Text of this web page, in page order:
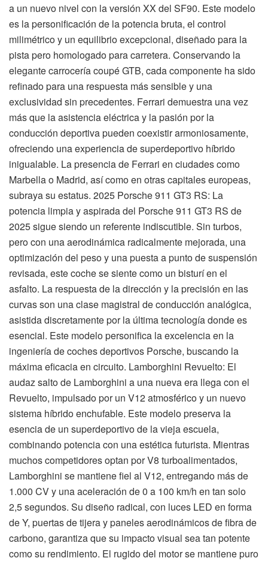
a un nuevo nivel con la versión XX del SF90. Este modelo
es la personificación de la potencia bruta, el control
milimétrico y un equilibrio excepcional, diseñado para la
pista pero homologado para carretera. Conservando la
elegante carrocería coupé GTB, cada componente ha sido
refinado para una respuesta más sensible y una
exclusividad sin precedentes. Ferrari demuestra una vez
más que la asistencia eléctrica y la pasión por la
conducción deportiva pueden coexistir armoniosamente,
ofreciendo una experiencia de superdeportivo híbrido
inigualable. La presencia de Ferrari en ciudades como
Marbella o Madrid, así como en otras capitales europeas,
subraya su estatus. 2025 Porsche 911 GT3 RS: La
potencia limpia y aspirada del Porsche 911 GT3 RS de
2025 sigue siendo un referente indiscutible. Sin turbos,
pero con una aerodinámica radicalmente mejorada, una
optimización del peso y una puesta a punto de suspensión
revisada, este coche se siente como un bisturí en el
asfalto. La respuesta de la dirección y la precisión en las
curvas son una clase magistral de conducción analógica,
asistida discretamente por la última tecnología donde es
esencial. Este modelo personifica la excelencia en la
ingeniería de coches deportivos Porsche, buscando la
máxima eficacia en circuito. Lamborghini Revuelto: El
audaz salto de Lamborghini a una nueva era llega con el
Revuelto, impulsado por un V12 atmosférico y un nuevo
sistema híbrido enchufable. Este modelo preserva la
esencia de un superdeportivo de la vieja escuela,
combinando potencia con una estética futurista. Mientras
muchos competidores optan por V8 turboalimentados,
Lamborghini se mantiene fiel al V12, entregando más de
1.000 CV y una aceleración de 0 a 100 km/h en tan solo
2,5 segundos. Su diseño radical, con luces LED en forma
de Y, puertas de tijera y paneles aerodinámicos de fibra de
carbono, garantiza que su impacto visual sea tan potente
como su rendimiento. El rugido del motor se mantiene puro